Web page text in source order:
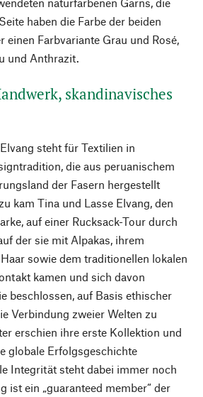
haben die Farbe der beiden
einen Farbvariante Grau und Rosé,
und Anthrazit.
skandinavisches
steht für Textilien in
die aus peruanischem
der Fasern hergestellt
kam Tina und Lasse Elvang, den
auf einer Rucksack-Tour durch
der sie mit Alpakas, ihrem
sowie dem traditionellen lokalen
kamen und sich davon
beschlossen, auf Basis ethischer
Verbindung zweier Welten zu
erschien ihre erste Kollektion und
globale Erfolgsgeschichte
Integrität steht dabei immer noch
ist ein „guaranteed member“ der